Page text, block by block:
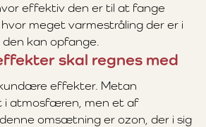
effektiv den er til at fange
meget varmestråling der er i
kan opfange.
skal regnes med
effekter. Metan
atmosfæren, men et af
omsætning er ozon, der i sig